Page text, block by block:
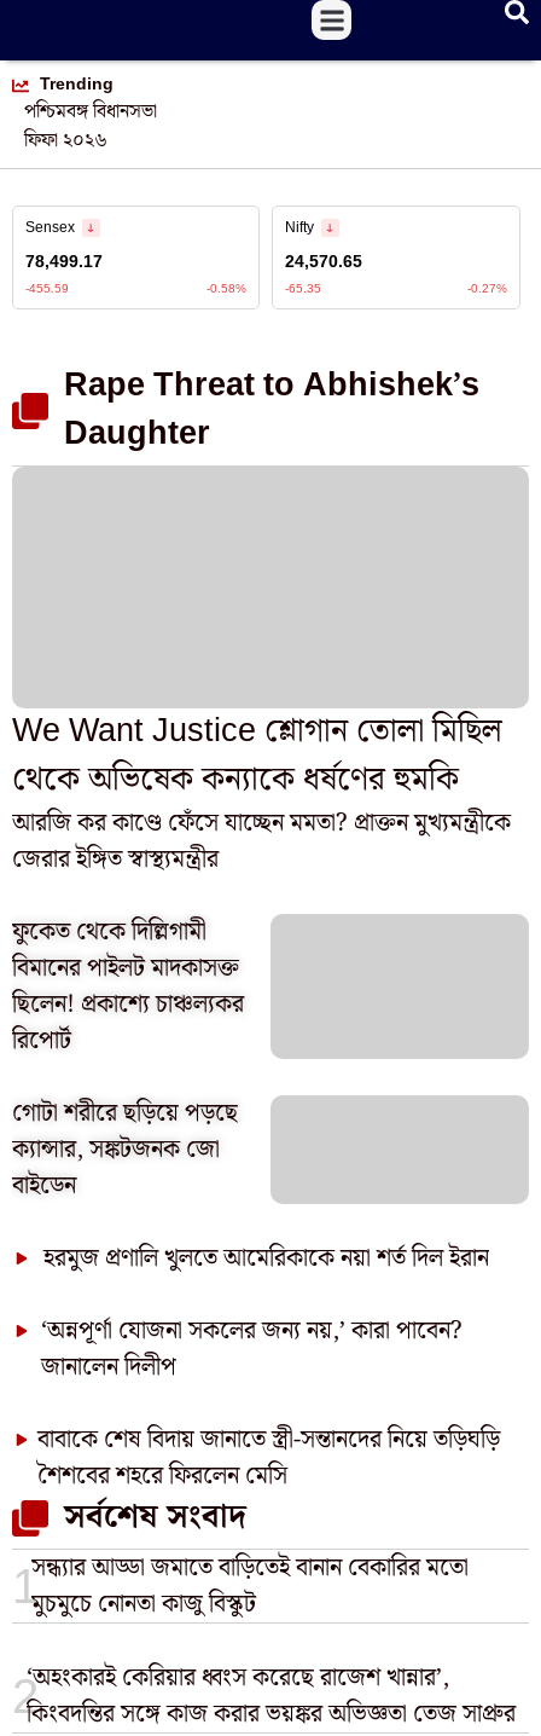
Trending
পশ্চিমবঙ্গ বিধানসভা
ফিফা ২০২৬
আরজি কর কাণ্ডে ফেঁসে যাচ্ছেন মমতা? প্রাক্তন মুখ্যমন্ত্রীকে
জেরার ইঙ্গিত স্বাস্থ্যমন্ত্রীর
ফুকেত থেকে দিল্লিগামী
বিমানের পাইলট মাদকাসক্ত
ছিলেন! প্রকাশ্যে চাঞ্চল্যকর
রিপোর্ট
গোটা শরীরে ছড়িয়ে পড়ছে
ক্যান্সার, সঙ্কটজনক জো
বাইডেন
হরমুজ প্রণালি খুলতে আমেরিকাকে নয়া শর্ত দিল ইরান
‘অন্নপূর্ণা যোজনা সকলের জন্য নয়,’ কারা পাবেন?
জানালেন দিলীপ
বাবাকে শেষ বিদায় জানাতে স্ত্রী-সন্তানদের নিয়ে তড়িঘড়ি
শৈশবের শহরে ফিরলেন মেসি
Rape Threat to Abhishek’s
Daughter
We Want Justice শ্লোগান তোলা মিছিল
থেকে অভিষেক কন্যাকে ধর্ষণের হুমকি
সর্বশেষ সংবাদ
সন্ধ্যার আড্ডা জমাতে বাড়িতেই বানান বেকারির মতো
মুচমুচে নোনতা কাজু বিস্কুট
‘অহংকারই কেরিয়ার ধ্বংস করেছে রাজেশ খান্নার’,
কিংবদন্তির সঙ্গে কাজ করার ভয়ঙ্কর অভিজ্ঞতা তেজ সাপ্রুর